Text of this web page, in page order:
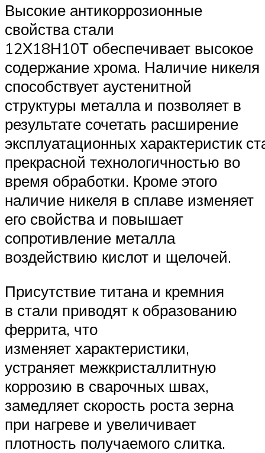
Высокие антикоррозионные
свойства стали
12Х18Н10Т обеспечивает высокое
содержание хрома. Наличие никеля
способствует аустенитной
структуры металла и позволяет в
результате сочетать расширение
эксплуатационных характеристик
прекрасной технологичностью во
время обработки. Кроме этого
наличие никеля в сплаве изменяет
его свойства и повышает
сопротивление металла
воздействию кислот и щелочей.
Присутствие титана и кремния
в стали приводят к образованию
феррита, что
изменяет характеристики,
устраняет межкристаллитную
коррозию в сварочных швах,
замедляет скорость роста зерна
при нагреве и увеличивает
плотность получаемого слитка.